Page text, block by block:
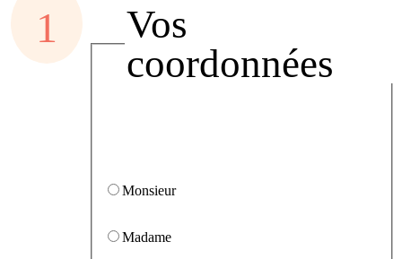
Vos
coordonnées
Monsieur
Madame